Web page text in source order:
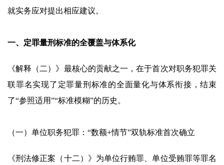
就实务应对提出相应建议。
一、定罪量刑标准的全覆盖与体系化
《解释（二）》最核心的贡献之一，在于首次对职务犯罪关
联罪名实现了定罪量刑标准的全面量化与体系衔接，结束
了“参照适用”“标准模糊”的历史。
（一）单位职务犯罪：“数额+情节”双轨标准首次确立
《刑法修正案（十二）》为单位行贿罪、单位受贿罪等罪名